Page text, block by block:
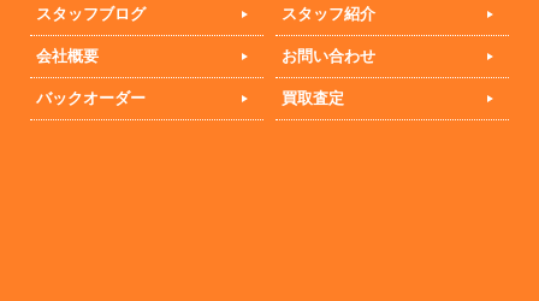
スタッフブログ スタッフ紹介
会社概要 お問い合わせ
バックオーダー 買取査定